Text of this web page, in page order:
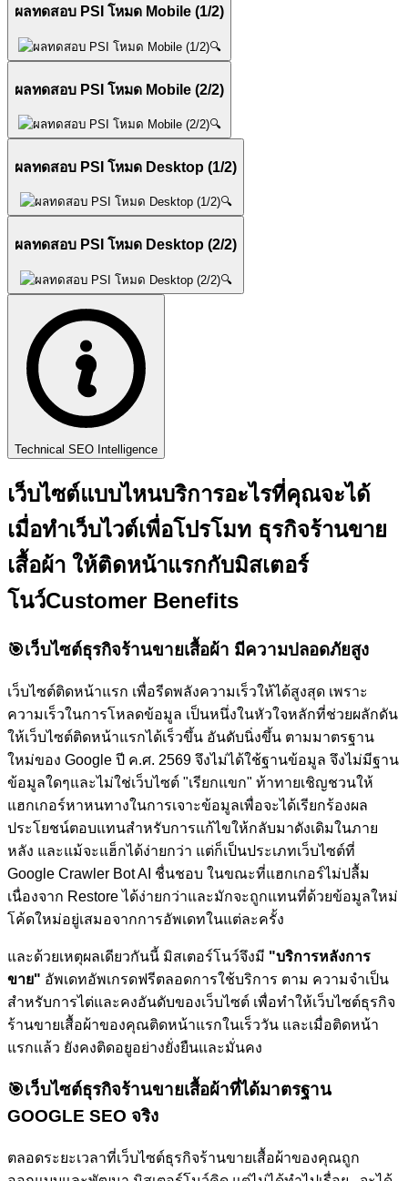
ผลทดสอบ PSI โหมด Mobile (1/2)
🔍
ผลทดสอบ PSI โหมด Mobile (2/2)
🔍
ผลทดสอบ PSI โหมด Desktop (1/2)
🔍
ผลทดสอบ PSI โหมด Desktop (2/2)
🔍
Technical SEO Intelligence
เว็บไซต์แบบไหนบริการอะไรที่คุณจะได้
เมื่อทำเว็บไวต์เพื่อโปรโมท ธุรกิจร้านขาย
เสื้อผ้า ให้ติดหน้าแรกกับมิสเตอร์
โนว์Customer Benefits
🎯เว็บไซต์ธุรกิจร้านขายเสื้อผ้า มีความปลอดภัยสูง
เว็บไซต์ติดหน้าแรก เพื่อรีดพลังความเร็วให้ได้สูงสุด เพราะ
ความเร็วในการโหลดข้อมูล เป็นหนึ่งในหัวใจหลักที่ช่วยผลักดัน
ให้เว็บไซต์ติดหน้าแรกได้เร็วขึ้น อันดับนิ่งขึ้น ตามมาตรฐาน
ใหม่ของ Google ปี ค.ศ. 2569 จึงไม่ได้ใช้ฐานข้อมูล จึงไม่มีฐาน
ข้อมูลใดๆและไม่ใช่เว็บไซต์ "เรียกแขก" ท้าทายเชิญชวนให้
แฮกเกอร์หาหนทางในการเจาะข้อมูลเพื่อจะได้เรียกร้องผล
ประโยชน์ตอบแทนสำหรับการแก้ไขให้กลับมาดังเดิมในภาย
หลัง และแม้จะแฮ็กได้ง่ายกว่า แต่ก็เป็นประเภทเว็บไซต์ที่
Google Crawler Bot AI ชื่นชอบ ในขณะที่แฮกเกอร์ไม่ปลื้ม
เนื่องจาก Restore ได้ง่ายกว่าและมักจะถูกแทนที่ด้วยข้อมูลใหม่
โค้ดใหม่อยู่เสมอจากการอัพเดทในแต่ละครั้ง
และด้วยเหตุผลเดียวกันนี้ มิสเตอร์โนว์จึงมี "บริการหลังการ
ขาย" อัพเดทอัพเกรดฟรีตลอดการใช้บริการ ตาม ความจำเป็น
สำหรับการไต่และคงอันดับของเว็บไซต์ เพื่อทำให้เว็บไซต์ธุรกิจ
ร้านขายเสื้อผ้าของคุณติดหน้าแรกในเร็ววัน และเมื่อติดหน้า
แรกแล้ว ยังคงติดอยูอย่างยั่งยืนและมั่นคง
🎯เว็บไซต์ธุรกิจร้านขายเสื้อผ้าที่ได้มาตรฐาน
GOOGLE SEO จริง
ตลอดระยะเวลาที่เว็บไซต์ธุรกิจร้านขายเสื้อผ้าของคุณถูก